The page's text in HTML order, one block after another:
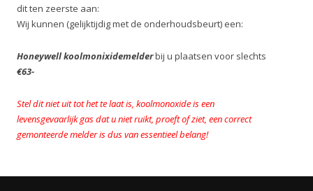
dit ten zeerste aan:
Wij kunnen (gelijktijdig met de onderhoudsbeurt) een:
Honeywell koolmonixidemelderbij u plaatsen voor slechts
€63-
Stel dit niet uit tot het te laat is, koolmonoxide is een
levensgevaarlijk gas dat u niet ruikt, proeft of ziet, een correct
gemonteerde melder is dus van essentieel belang!